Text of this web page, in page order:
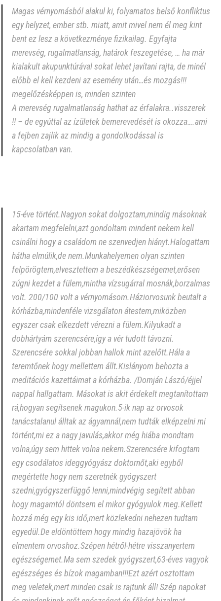
Magas vérnyomásból alakul ki, folyamatos belső konfliktus
egy helyzet, ember stb. miatt, amit mivel nem él meg kint
bent ez lesz a következménye fizikailag. Egyfajta
merevség, rugalmatlanság, határok feszegetése, … ha már
kialakult akupunktúrával sokat lehet javítani rajta, de minél
előbb el kell kezdeni az esemény után…és mozgás!!!
megelőzésképpen is, minden szinten
A merevség rugalmatlanság hathat az érfalakra..visszerek
!! – de egyúttal az ízületek bemerevedését is okozza….ami
a fejben zajlik az mindig a gondolkodással is
kapcsolatban van.
15-éve történt.Nagyon sokat dolgoztam,mindig másoknak
akartam megfelelni,azt gondoltam mindent nekem kell
csinálni hogy a családom ne szenvedjen hiányt.Halogattam
hátha elmúlik,de nem.Munkahelyemen olyan szinten
felpörögtem,elvesztettem a beszédkészségemet,erősen
zúgni kezdet a fülem,mintha vízsugárral mosnák,borzalmas
volt. 200/100 volt a vérnyomásom.Háziorvosunk beutalt a
kórházba,mindenféle vizsgálaton átestem,miközben
egyszer csak elkezdett vérezni a fülem.Kilyukadt a
dobhártyám szerencsére,így a vér tudott távozni.
Szerencsére sokkal jobban hallok mint azelőtt.Hála a
teremtőnek hogy mellettem állt.Kislányom behozta a
meditációs kazettáimat a kórházba. /Domján Lászó/éjjel
nappal hallgattam. Másokat is akit érdekelt megtanítottam
rá,hogyan segítsenek magukon.5-ik nap az orvosok
tanácstalanul álltak az ágyamnál,nem tudták elképzelni mi
történt,mi ez a nagy javulás,akkor még hiába mondtam
volna,úgy sem hittek volna nekem.Szerencsére kifogtam
egy csodálatos ideggyógyász doktornőt,aki egyből
megértette hogy nem szeretnék gyógyszert
szedni,gyógyszerfüggő lenni,mindvégig segített abban
hogy magamtól döntsem el mikor gyógyulok meg.Kellett
hozzá még egy kis idő,mert közlekedni nehezen tudtam
egyedül.De eldöntöttem hogy mindig hazajövök ha
elmentem orvoshoz.Szépen hétről-hétre visszanyertem
egészségemet.Ma sem szedek gyógyszert,63-éves vagyok
egészséges és bízok magamban!!!Ezt azért osztottam
meg veletek,mert minden csak is rajtunk áll! Szép napokat